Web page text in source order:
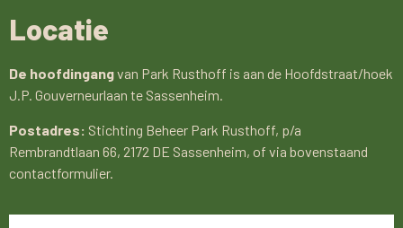
Locatie
De hoofdingangvan Park Rusthoff is aan de Hoofdstraat/hoek
J.P. Gouverneurlaan te Sassenheim.
Postadres: Stichting Beheer Park Rusthoff, p/a
Rembrandtlaan 66, 2172 DE Sassenheim, of via bovenstaand
contactformulier.